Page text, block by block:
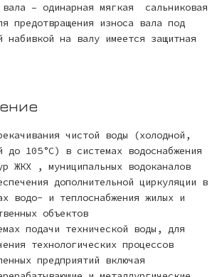
вала – одинарная мягкая сальниковая
предотвращения износа вала под
набивкой на валу имеется защитная
чистой воды (холодной,
до 105°С) в системах водоснабжения
ЖКХ , муниципальных водоканалов
дополнительной циркуляции в
водо- и теплоснабжения жилых и
объектов
подачи технической воды, для
технологических процессов
предприятий включая